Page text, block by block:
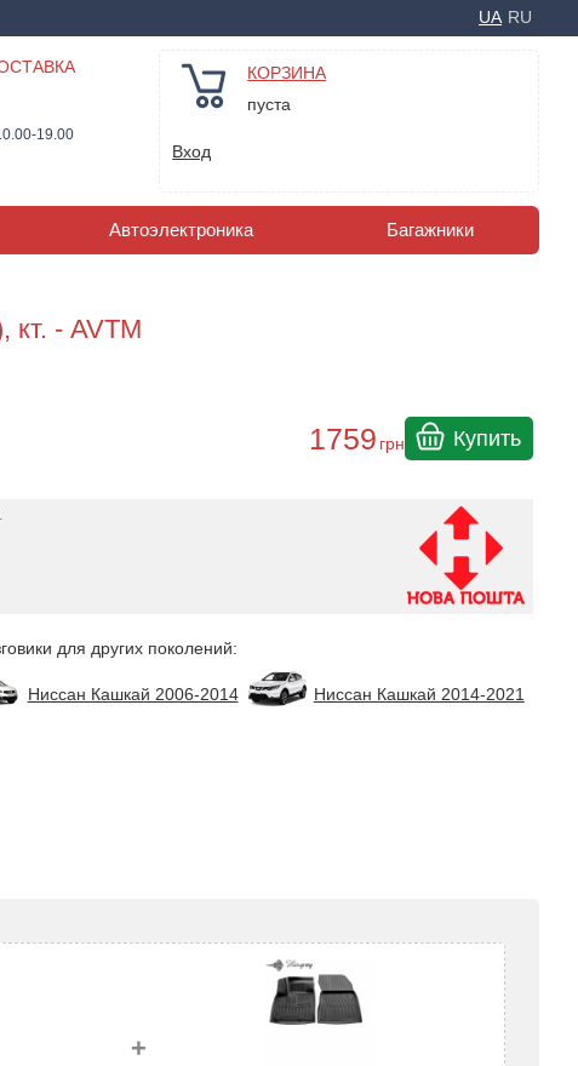
UA RU
19.00
КОРЗИНА
пуста
Вход
Автоэлектроника Багажники
кт. - AVTM
1759 грн Купить
для других поколений:
Ниссан Кашкай 2006-2014 Ниссан Кашкай 2014-2021
+